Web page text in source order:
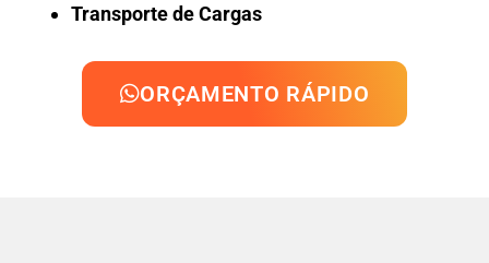
Transporte de Cargas
ORÇAMENTO RÁPIDO